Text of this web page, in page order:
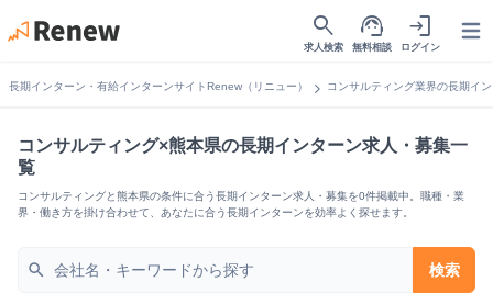
search
求人検索
support_agent
無料相談
login
ログイン
長期インターン・有給インターンサイトRenew（リニュー） chevron_right コンサルティング業界の長期イ
コンサルティング×熊本県の長期インターン求人・募集一
覧
コンサルティングと熊本県の条件に合う長期インターン求人・募集を0件掲載中。職種・業
界・働き方を掛け合わせて、あなたに合う長期インターンを効率よく探せます。
search 検索